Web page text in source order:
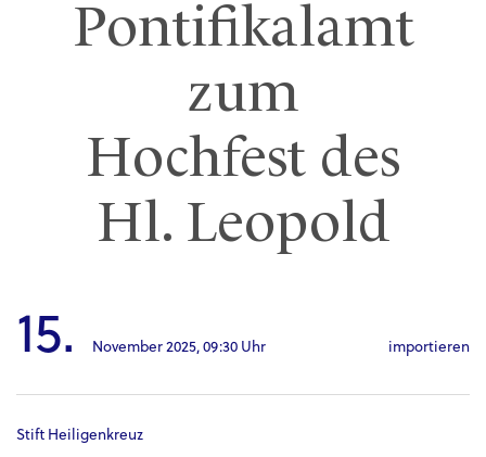
Pontifikalamt
zum
Hochfest des
Hl. Leopold
15. November 2025, 09:30 Uhr importieren
Stift Heiligenkreuz